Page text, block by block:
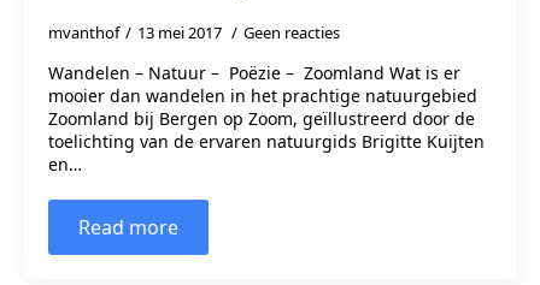
mvanthof 13 mei 2017 Geen reacties
Wandelen – Natuur – Poëzie – Zoomland Wat is er
mooier dan wandelen in het prachtige natuurgebied
Zoomland bij Bergen op Zoom, geïllustreerd door de
toelichting van de ervaren natuurgids Brigitte Kuijten
en…
Read more